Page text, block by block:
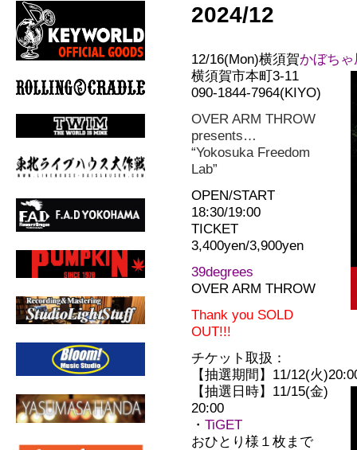
2024/12
12/16(Mon)横須賀かぼちゃ
横須賀市本町3-11
090-1844-7964(KIYO)
OVER ARM THROW
presents…
“Yokosuka Freedom
Lab”
OPEN/START
18:30/19:00
TICKET
3,400yen/3,900yen
39degrees
OVER ARM THROW
Thank you SOLD
OUT!!!
チケット取扱：
【抽選期間】11/12(火
【抽選日時】 11/15(金)
20:00
・ TiGET
おひとり様１枚まで